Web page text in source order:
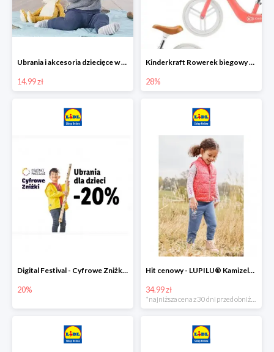
Ubrania i akcesoria dziecięce w Lidlu Online od 14,99 zł
14.99 zł
Kinderkraft Rowerek biegowy Fly
28%
Digital Festival - Cyfrowe Zniżki Ubrania dla dzieci w Lidlu -20%
20%
Hit cenowy - LUPILU® Kamizelka pikowana dziewczęca
34.99 zł